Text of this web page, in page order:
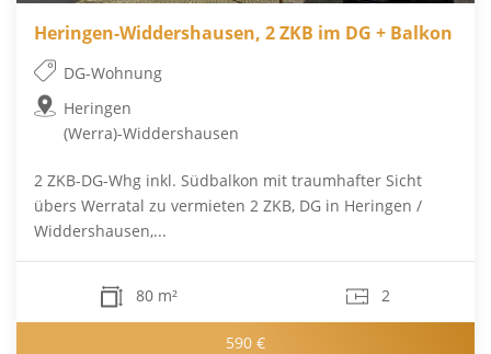
Heringen-Widdershausen, 2 ZKB im DG + Balkon
DG-Wohnung
Heringen
(Werra)-Widdershausen
2 ZKB-DG-Whg inkl. Südbalkon mit traumhafter Sicht
übers Werratal zu vermieten 2 ZKB, DG in Heringen /
Widdershausen,...
80 m² 2
590 €